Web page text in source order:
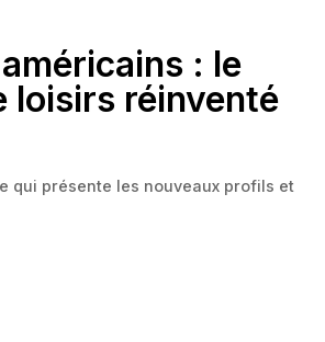
: le
loisirs réinventé
qui présente les nouveaux profils et